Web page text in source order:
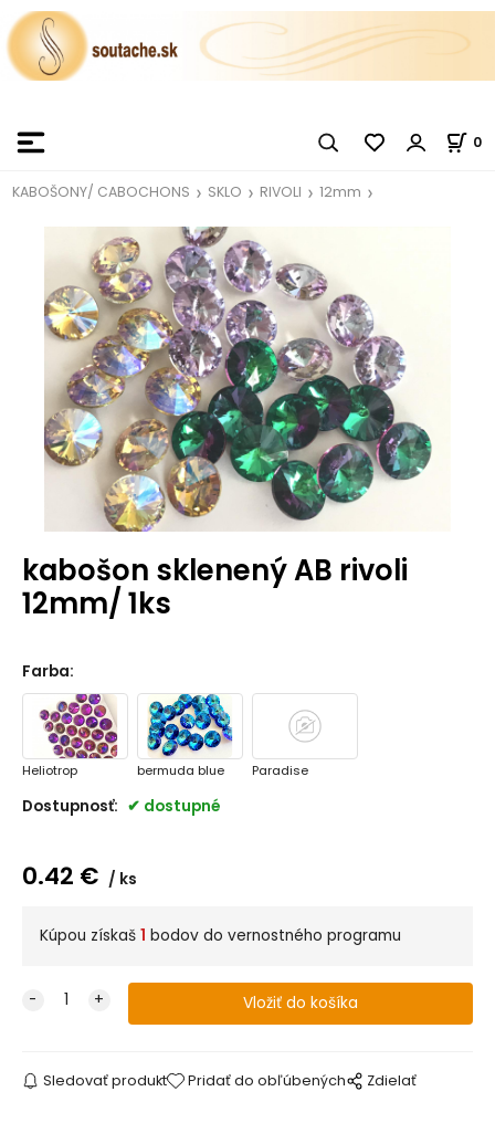
0
KABOŠONY/ CABOCHONS SKLO RIVOLI 12mm
kabošon sklenený AB rivoli
12mm/ 1ks
Farba:
Heliotrop bermuda blue Paradise
Dostupnosť: dostupné
0.42 € ks
Kúpou získaš 1 bodov do vernostného programu
Sledovať produkt Pridať do obľúbených Zdielať